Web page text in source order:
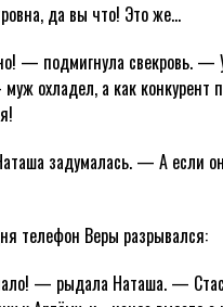
да вы что! Это же…
— подмигнула свекровь. —
охладел, а как конкурент
задумалась. — А если
телефон Веры разрывался:
— рыдала Наташа. —